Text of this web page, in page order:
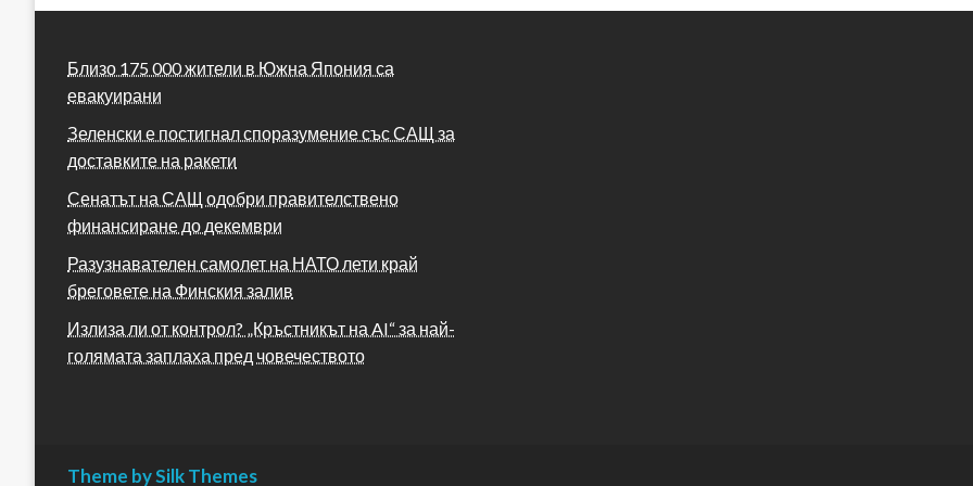
Близо 175 000 жители в Южна Япония са
евакуирани
Зеленски е постигнал споразумение със САЩ за
доставките на ракети
Сенатът на САЩ одобри правителствено
финансиране до декември
Разузнавателен самолет на НАТО лети край
бреговете на Финския залив
Излиза ли от контрол? „Кръстникът на AI“ за най-
голямата заплаха пред човечеството
Theme by Silk Themes